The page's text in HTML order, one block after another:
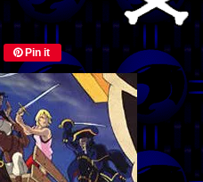
Pin it